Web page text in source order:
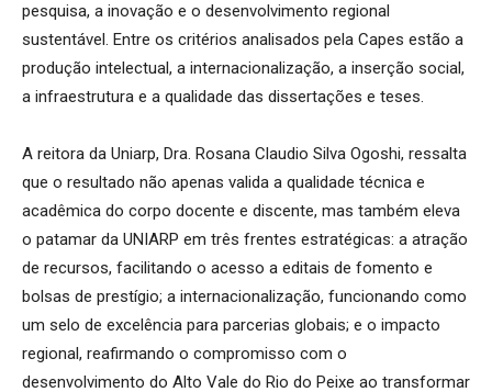
pesquisa, a inovação e o desenvolvimento regional
sustentável. Entre os critérios analisados pela Capes estão a
produção intelectual, a internacionalização, a inserção social,
a infraestrutura e a qualidade das dissertações e teses.
A reitora da Uniarp, Dra. Rosana Claudio Silva Ogoshi, ressalta
que o resultado não apenas valida a qualidade técnica e
acadêmica do corpo docente e discente, mas também eleva
o patamar da UNIARP em três frentes estratégicas: a atração
de recursos, facilitando o acesso a editais de fomento e
bolsas de prestígio; a internacionalização, funcionando como
um selo de excelência para parcerias globais; e o impacto
regional, reafirmando o compromisso com o
desenvolvimento do Alto Vale do Rio do Peixe ao transformar